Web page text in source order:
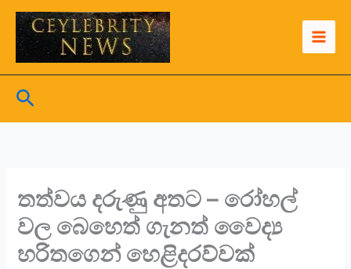
Skip
content
Search
තත්වය දරුණු අතට – රෝහල්
වල බෙහෙත් ගැනත් වෛද්‍ය
හරිතගෙන් හෙළිදරව්වක්